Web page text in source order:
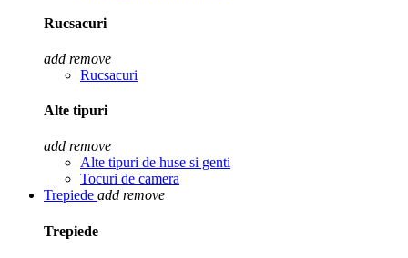
Rucsacuri
add remove
Rucsacuri
Alte tipuri
add remove
Alte tipuri de huse si genti
Tocuri de camera
Trepiede add remove
Trepiede